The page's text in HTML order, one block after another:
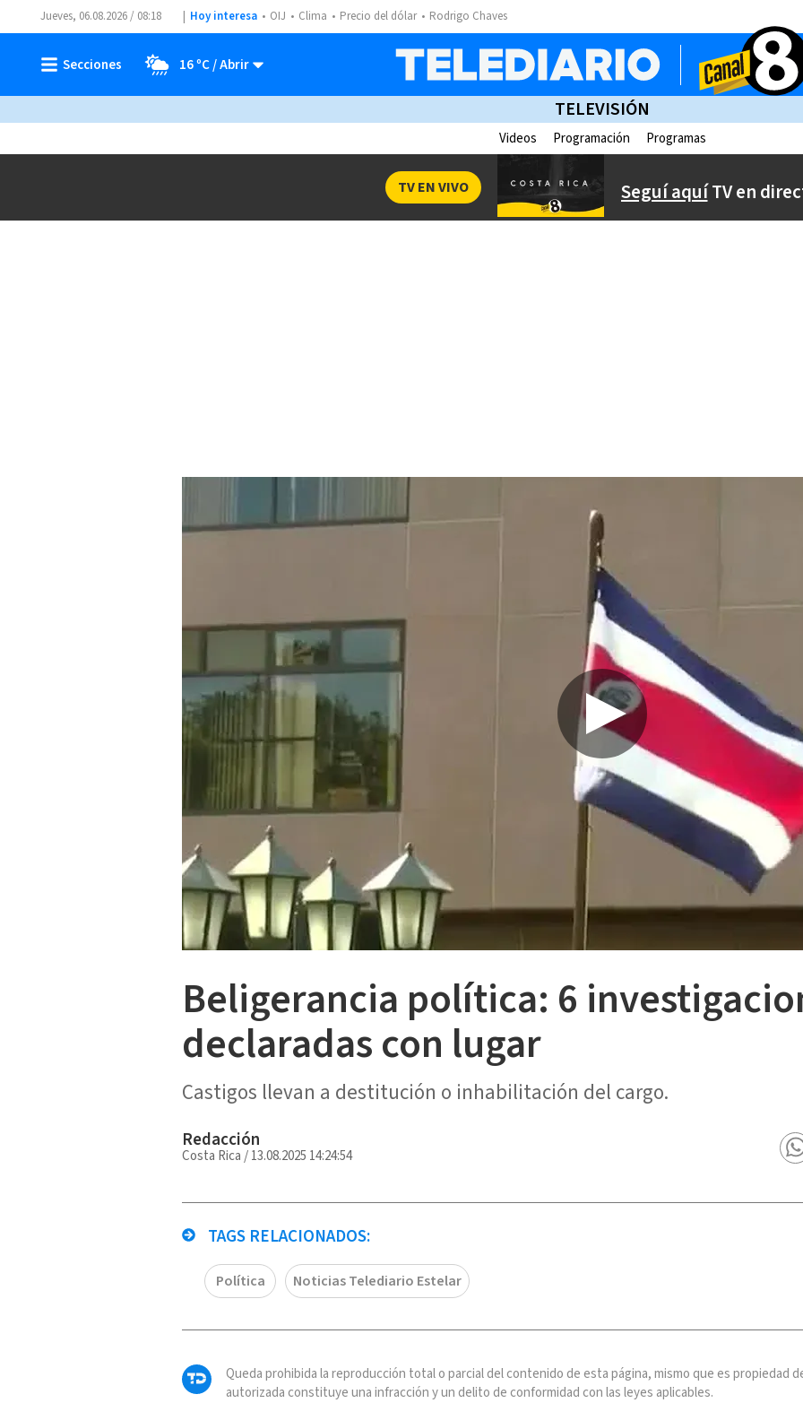
Jueves, 06.08.2026 / 08:18 Hoy interesa OIJ Clima Precio del dólar Rodrigo Chaves
16 ºC
TELEVISIÓN
Videos Programación Programas
Seguí aquíTV en
TV EN VIVO
Beligerancia política: 6
declaradas con lugar
Castigos llevan a destitución o inhabilitación del cargo.
Redacción
Costa Rica /13.08.2025 14:24:54
TAGS RELACIONADOS:
Política Noticias Telediario Estelar
Queda prohibida la reproducción total o parcial del contenido de esta página, mismo que es propiedad
autorizada constituye una infracción y un delito de conformidad con las leyes aplicables.